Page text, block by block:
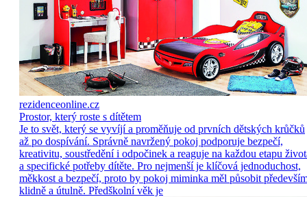
rezidenceonline.cz
Prostor, který roste s dítětem
Je to svět, který se vyvíjí a proměňuje od prvních dětských krůčků
až po dospívání. Správně navržený pokoj podporuje bezpečí,
kreativitu, soustředění i odpočinek a reaguje na každou etapu
a specifické potřeby dítěte. Pro nejmenší je klíčová jednoduchost,
měkkost a bezpečí, proto by pokoj miminka měl působit
klidně a útulně. Předškolní věk je